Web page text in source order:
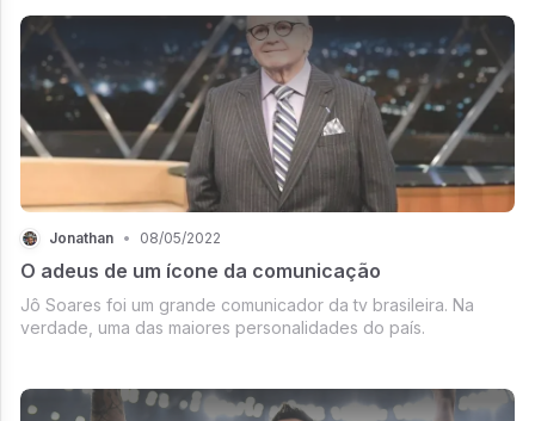
Jonathan • 08/05/2022
O adeus de um ícone da comunicação
Jô Soares foi um grande comunicador da tv brasileira. Na
verdade, uma das maiores personalidades do país.